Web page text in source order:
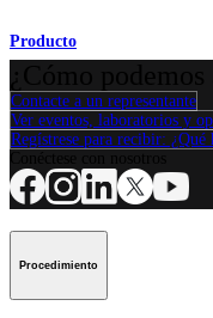
Producto
Contacte a un representante
Ver eventos, laboratorios y
Regístrese para recibir:
Procedimiento